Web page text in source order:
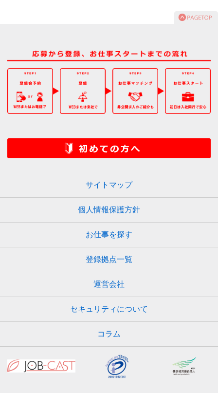
サイトマップ
個人情報保護方針
お仕事を探す
登録拠点一覧
運営会社
セキュリティについて
コラム